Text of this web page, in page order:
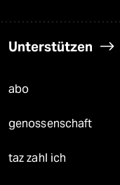
Unterstützen
abo
genossenschaft
taz zahl ich